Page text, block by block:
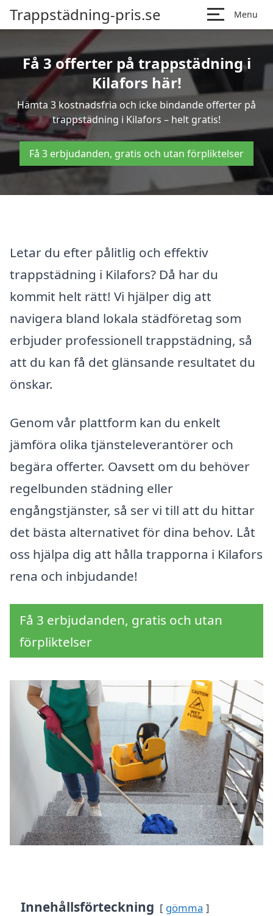
Trappstädning-pris.se Menu
Få 3 offerter på trappstädning i
Kilafors här!
Hämta 3 kostnadsfria och icke bindande offerter på
trappstädning i Kilafors – helt gratis!
Få 3 erbjudanden, gratis och utan förpliktelser
Letar du efter pålitlig och effektiv
trappstädning i Kilafors? Då har du
kommit helt rätt! Vi hjälper dig att
navigera bland lokala städföretag som
erbjuder professionell trappstädning, så
att du kan få det glänsande resultatet du
önskar.
Genom vår plattform kan du enkelt
jämföra olika tjänsteleverantörer och
begära offerter. Oavsett om du behöver
regelbunden städning eller
engångstjänster, så ser vi till att du hittar
det bästa alternativet för dina behov. Låt
oss hjälpa dig att hålla trapporna i Kilafors
rena och inbjudande!
Få 3 erbjudanden, gratis och utan
förpliktelser
Innehållsförteckning gömma